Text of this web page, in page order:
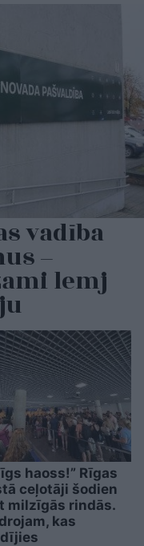
vadība
–
lemj
haoss!” Rīgas
ceļotāji šodien
milzīgās rindās.
kas